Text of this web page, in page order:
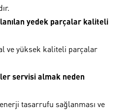
yedek parçalar kaliteli
ve yüksek kaliteli parçalar
servisi almak neden
tasarrufu sağlanması ve